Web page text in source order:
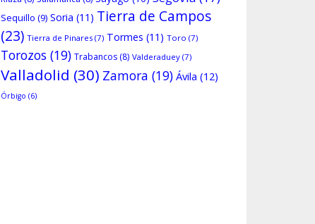
Sequillo (9) Soria (11) Tierra de Campos
(23) Tierra de Pinares(7) Tormes (11) Toro (7)
Torozos(19) Trabancos(8) Valderaduey(7)
Valladolid (30) Zamora (19) Ávila (12)
Órbigo (6)